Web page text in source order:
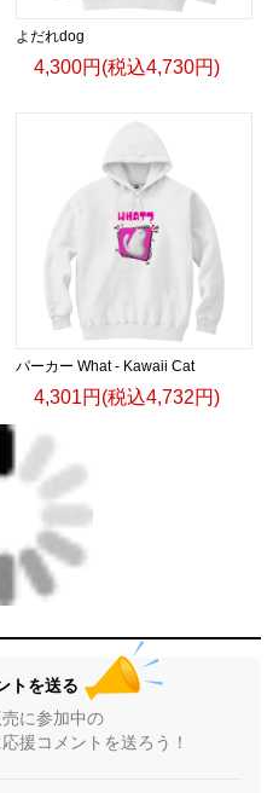
よだれdog
4,300円(税込4,730円)
パーカー What - Kawaii Cat
4,301円(税込4,732円)
トを送る
に参加中の
援コメントを送ろう！